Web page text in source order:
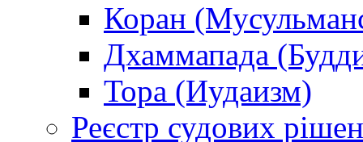
Коран
Дхаммапада
Тора (Иудаизм)
Реєстр судових